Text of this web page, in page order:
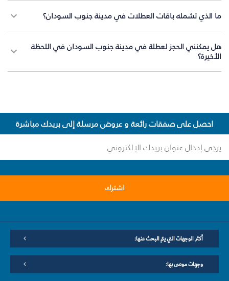
ما الذي تشمله باقات العطلات في مدينة جنوب السودان؟
هل يمكنني الحجز لعطلة في مدينة جنوب السودان في اللحظة
الأخيرة؟
احصل على صفقات رائعة و عروض مرسلة إلى بريدك مباشرة
اشترك
أكثر الوجهات التي يتم البحث عنها:
وجهات موصى بها: